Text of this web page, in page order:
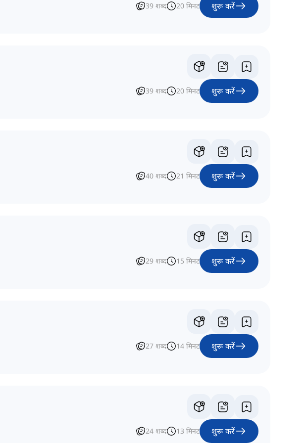
39 शब्द 20 मिनट शुरू करें
39 शब्द 20 मिनट शुरू करें
40 शब्द 21 मिनट शुरू करें
29 शब्द 15 मिनट शुरू करें
27 शब्द 14 मिनट शुरू करें
24 शब्द 13 मिनट शुरू करें